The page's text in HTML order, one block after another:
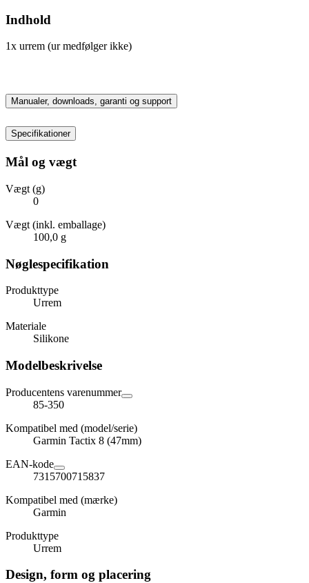
Indhold
1x urrem (ur medfølger ikke)
Manualer, downloads, garanti og support
Specifikationer
Mål og vægt
Vægt (g)
0
Vægt (inkl. emballage)
100,0 g
Nøglespecifikation
Produkttype
Urrem
Materiale
Silikone
Modelbeskrivelse
Producentens varenummer
85-350
Kompatibel med (model/serie)
Garmin Tactix 8 (47mm)
EAN-kode
7315700715837
Kompatibel med (mærke)
Garmin
Produkttype
Urrem
Design, form og placering